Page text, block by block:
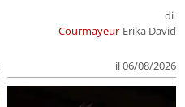
Courmayeur
di
Erika David
il 06/08/2026